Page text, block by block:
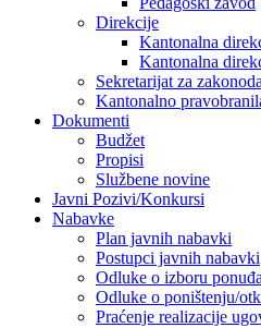
Direkcije
Kantonalna
Kantonalna
Sekretarijat za
Kantonalno
Dokumenti
Budžet
Propisi
Službene novine
Javni Pozivi/Konkursi
Nabavke
Plan javnih nabavki
Postupci javnih nabavki
Odluke o izboru
Odluke o poništenju/
Praćenje realizacije